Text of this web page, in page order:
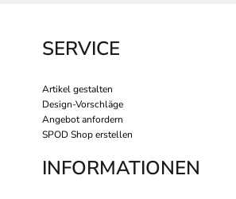
SERVICE
Artikel gestalten
Design-Vorschläge
Angebot anfordern
SPOD Shop erstellen
INFORMATIONEN